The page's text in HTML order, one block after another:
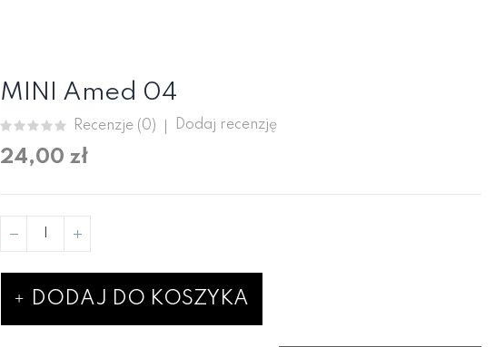
MINI Amed 04
Recenzje (0) Dodaj recenzję
24,00 zł
DODAJ DO KOSZYKA